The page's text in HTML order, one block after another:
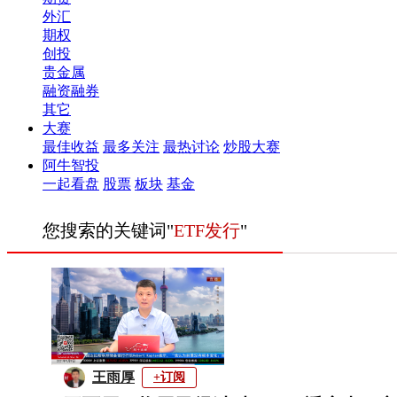
外汇
期权
创投
贵金属
融资融券
其它
大赛
最佳收益 最多关注 最热讨论 炒股大赛
阿牛智投
一起看盘 股票 板块 基金
您搜索的关键词"ETF发行"
王雨厚 +订阅